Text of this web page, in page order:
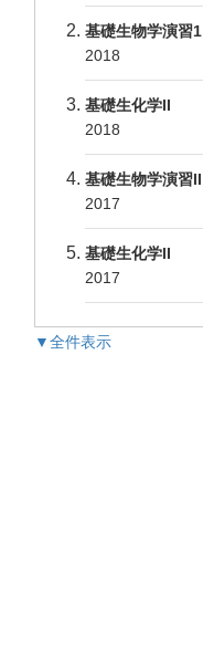
基礎生物学演習1
2018
基礎生化学II
2018
基礎生物学演習II
2017
基礎生化学II
2017
▼全件表示